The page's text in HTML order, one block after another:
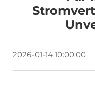
2026-01-14 10:00:00